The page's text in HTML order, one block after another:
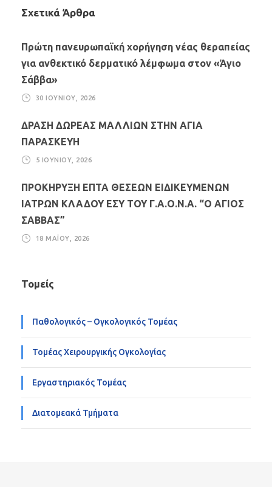
Σχετικά Άρθρα
Πρώτη πανευρωπαϊκή χορήγηση νέας θεραπείας
για ανθεκτικό δερματικό λέμφωμα στον «Άγιο
Σάββα»
30 ΙΟΥΝΊΟΥ, 2026
ΔΡΑΣΗ ΔΩΡΕΑΣ ΜΑΛΛΙΩΝ ΣΤΗΝ ΑΓΙΑ
ΠΑΡΑΣΚΕΥΗ
5 ΙΟΥΝΊΟΥ, 2026
ΠΡΟΚΗΡΥΞΗ ΕΠΤΑ ΘΕΣΕΩΝ ΕΙΔΙΚΕΥΜΕΝΩΝ
ΙΑΤΡΩΝ ΚΛΑΔΟΥ ΕΣΥ ΤΟΥ Γ.Α.Ο.Ν.Α. “Ο ΑΓΙΟΣ
ΣΑΒΒΑΣ”
18 ΜΑΪ́ΟΥ, 2026
Τομείς
Παθολογικός – Ογκολογικός Τομέας
Τομέας Χειρουργικής Ογκολογίας
Εργαστηριακός Τομέας
Διατομεακά Τμήματα